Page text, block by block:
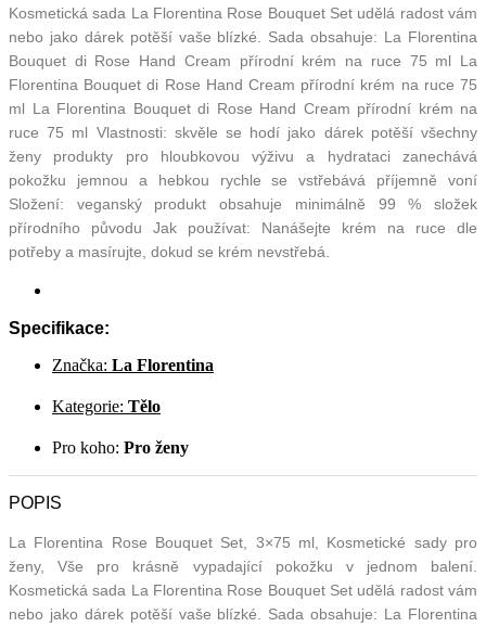
Kosmetická sada La Florentina Rose Bouquet Set udělá radost vám
nebo jako dárek potěší vaše blízké. Sada obsahuje: La Florentina
Bouquet di Rose Hand Cream přírodní krém na ruce 75 ml La
Florentina Bouquet di Rose Hand Cream přírodní krém na ruce 75
ml La Florentina Bouquet di Rose Hand Cream přírodní krém na
ruce 75 ml Vlastnosti: skvěle se hodí jako dárek potěší všechny
ženy produkty pro hloubkovou výživu a hydrataci zanechává
pokožku jemnou a hebkou rychle se vstřebává příjemně voní
Složení: veganský produkt obsahuje minimálně 99 % složek
přírodního původu Jak používat: Nanášejte krém na ruce dle
potřeby a masírujte, dokud se krém nevstřebá.
Specifikace:
Značka: La Florentina
Kategorie: Tělo
Pro koho: Pro ženy
POPIS
La Florentina Rose Bouquet Set, 3×75 ml, Kosmetické sady pro
ženy, Vše pro krásně vypadající pokožku v jednom balení.
Kosmetická sada La Florentina Rose Bouquet Set udělá radost vám
nebo jako dárek potěší vaše blízké. Sada obsahuje: La Florentina